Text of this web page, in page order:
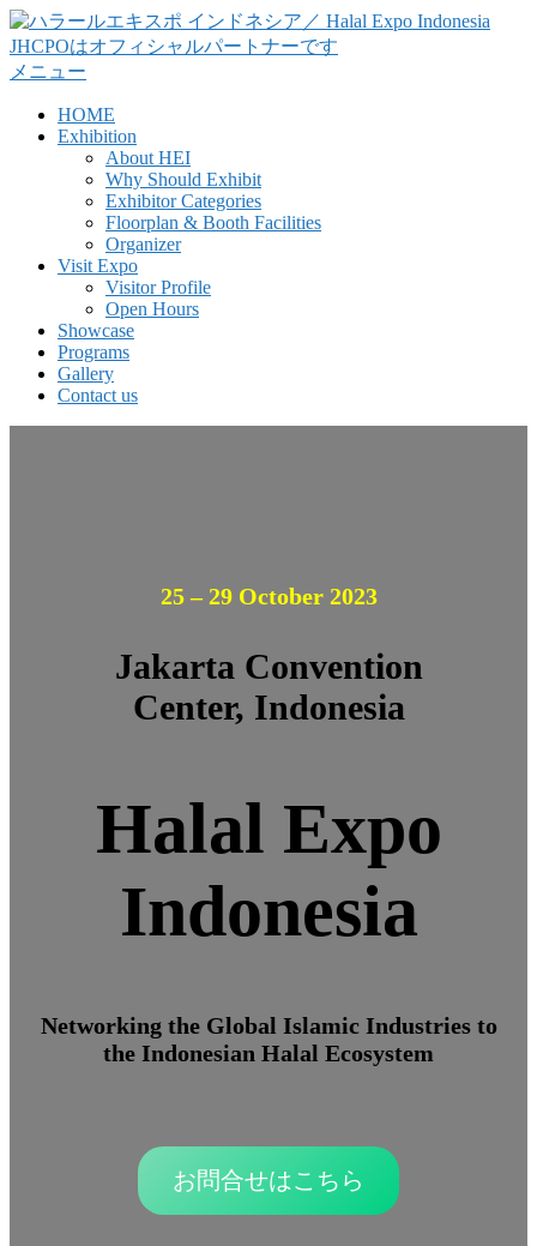
コ
ン
テ
メニュー
HOME
Exhibition
About HEI
Why Should Exhibit
Exhibitor Categories
Floorplan & Booth Facilities
Organizer
Visit Expo
Visitor Profile
Open Hours
Showcase
Programs
Gallery
Contact us
25 – 29 October 2023
Jakarta Convention
Center, Indonesia
Halal Expo
Indonesia
Networking the Global Islamic Industries to
the Indonesian Halal Ecosystem
お問合せはこちら